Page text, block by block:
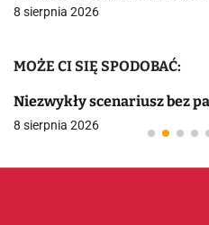
8 sierpnia 2026
MOŻE CI SIĘ SPODOBAĆ:
Niezwykły scenariusz bez
8 sierpnia 2026